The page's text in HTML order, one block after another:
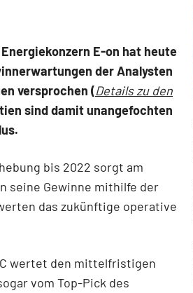
E-on hat heute
der Analysten
versprochen (Details zu den
sind damit unangefochten
bis 2022 sorgt am
seine Gewinne mithilfe der
das zukünftige operative
wertet den mittelfristigen
vom Top-Pick des